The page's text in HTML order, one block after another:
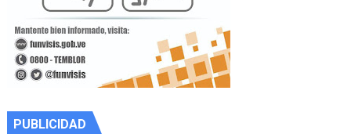
PUBLICIDAD